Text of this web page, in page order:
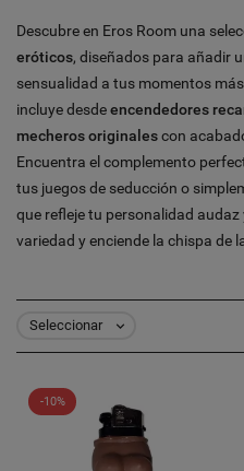
Descubre en Eros Room una
eróticos, diseñados para añadir
sensualidad a tus momentos
incluye desdeencendedores
mecheros originalescon
Encuentra el complemento
tus juegos de seducción o
que refleje tu personalidad
variedad y enciende la chispa de
Seleccionar 
-10%